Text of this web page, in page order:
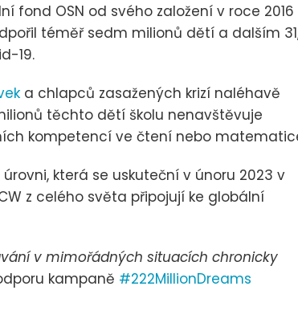
fond OSN od svého založení v roce 2016
téměř sedm milionů dětí a dalším
19.
a chlapců zasažených krizí naléhavě
těchto dětí školu nenavštěvuje
kompetencí ve čtení nebo
která se uskuteční v únoru 2023 v
z celého světa připojují ke globální
v mimořádných situacích chronicky
kampaně #222MillionDreams